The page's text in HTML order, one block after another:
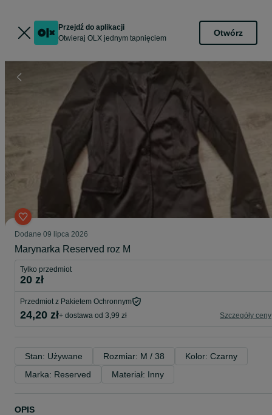
Przejdź do aplikacji
Otwieraj OLX jednym tapnięciem
Otwórz
Dodane 09 lipca 2026
Marynarka Reserved roz M
Tylko przedmiot
20 zł
Przedmiot z Pakietem Ochronnym
24,20 zł+ dostawa od 3,99 zł Szczegóły ceny
Stan: Używane Rozmiar: M / 38
Kolor: Czarny
Marka: Reserved
Materiał: Inny
OPIS